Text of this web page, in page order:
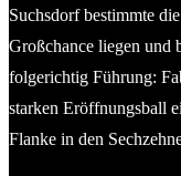
Suchsdorf bestimmte
Großchance liegen und
folgerichtig Führung:
starken Eröffnungsball
Flanke in den